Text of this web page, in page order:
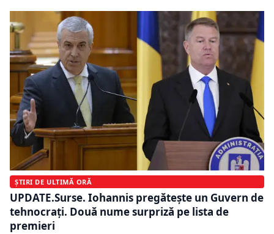
ȘTIRI DE ULTIMĂ ORĂ
UPDATE.Surse. Iohannis pregătește un Guvern de
tehnocrați. Două nume surpriză pe lista de
premieri